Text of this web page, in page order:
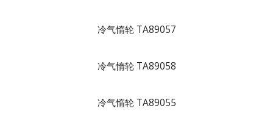
冷气惰轮 TA89057
冷气惰轮 TA89058
冷气惰轮 TA89055